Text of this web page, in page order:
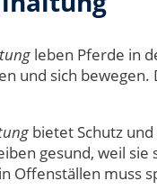
leben Pferde in
und sich bewegen.
bietet Schutz
gesund, weil sie
in Offenställen muss